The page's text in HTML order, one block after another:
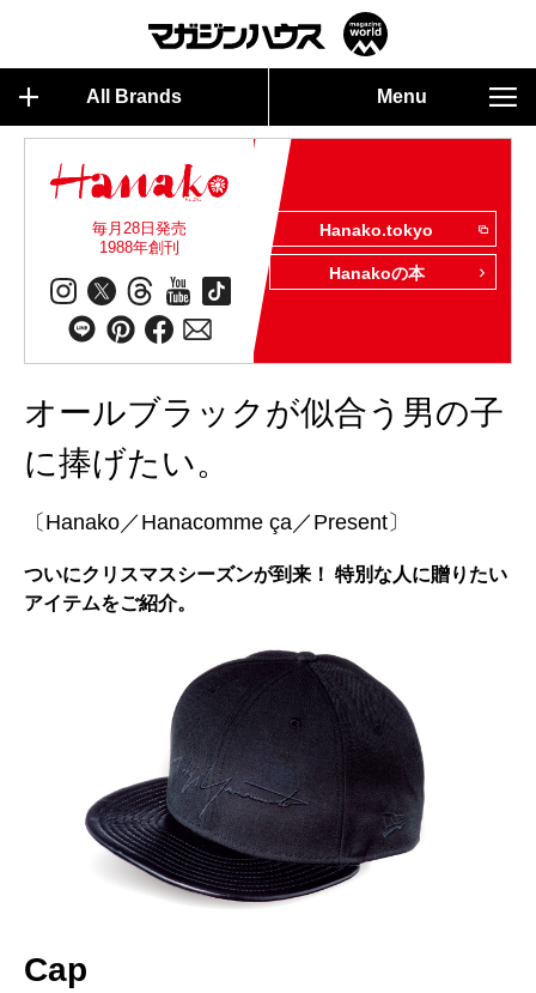
All Brands Menu
毎月28日発売
1988年創刊
Hanako.tokyo
Hanakoの本
オールブラックが似合う男の子
に捧げたい。
〔Hanako／Hanacomme ça／Present〕
ついにクリスマスシーズンが到来！ 特別な人に贈りたい
アイテムをご紹介。
Cap